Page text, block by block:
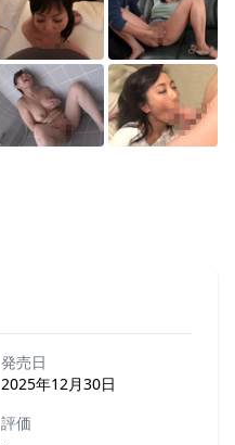
発売日
2025年12月30日
評価